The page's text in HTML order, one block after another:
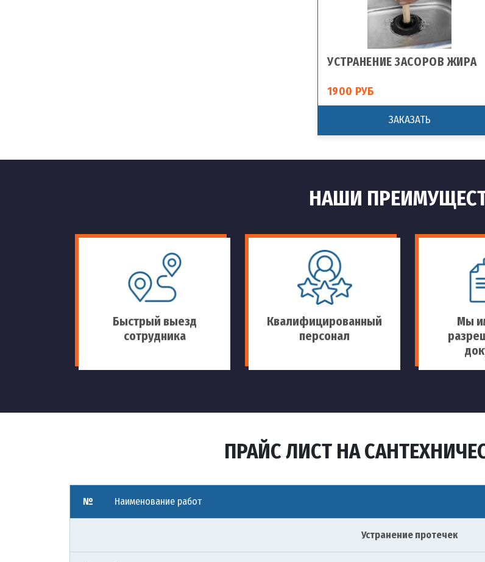
УСТРАНЕНИЕ ЗАСОРОВ ЖИРА
1900 РУБ
ЗАКАЗАТЬ
НАШИ
Быстрый выезд
сотрудника
Квалифицированный
персонал
Мы
ПРАЙС ЛИСТ НА
№ Наименование работ
Устранение протечек